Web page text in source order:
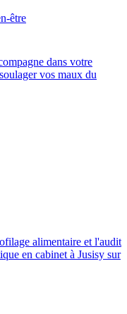
être
dans votre
vos maux du
alimentaire et l'audit
en cabinet à Jusisy sur